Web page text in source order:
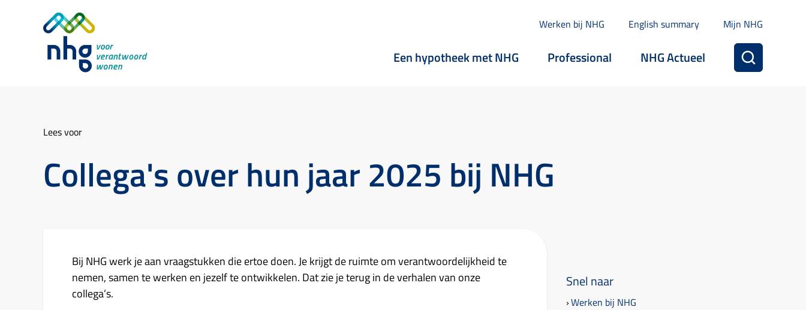
Werken bij NHG English summary Mijn NHG
Een hypotheek met NHG Professional NHG Actueel
Lees voor
Collega's over hun jaar 2025 bij NHG
Bij NHG werk je aan vraagstukken die ertoe doen. Je krijgt de ruimte om verantwoordelijkheid te
nemen, samen te werken en jezelf te ontwikkelen. Dat zie je terug in de verhalen van onze
collega’s.
Snel naar
Werken bij NHG